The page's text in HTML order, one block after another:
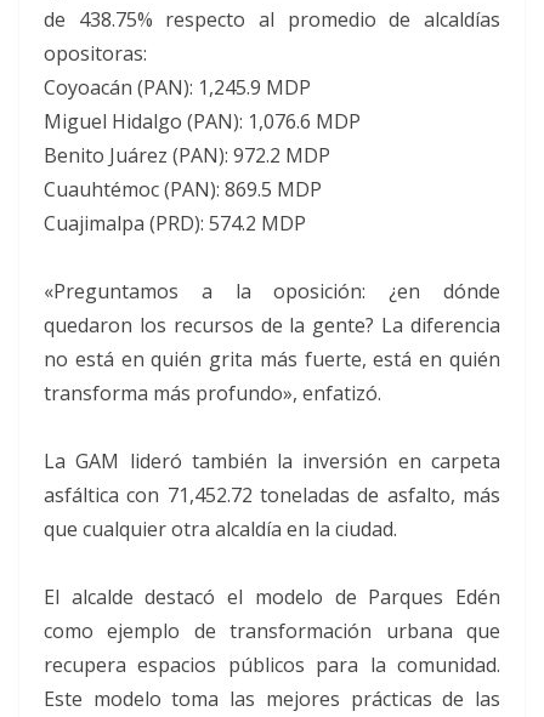
de 438.75% respecto al promedio de alcaldías
opositoras:
Coyoacán (PAN): 1,245.9 MDP
Miguel Hidalgo (PAN): 1,076.6 MDP
Benito Juárez (PAN): 972.2 MDP
Cuauhtémoc (PAN): 869.5 MDP
Cuajimalpa (PRD): 574.2 MDP
«Preguntamos a la oposición: ¿en dónde
quedaron los recursos de la gente? La diferencia
no está en quién grita más fuerte, está en quién
transforma más profundo», enfatizó.
La GAM lideró también la inversión en carpeta
asfáltica con 71,452.72 toneladas de asfalto, más
que cualquier otra alcaldía en la ciudad.
El alcalde destacó el modelo de Parques Edén
como ejemplo de transformación urbana que
recupera espacios públicos para la comunidad.
Este modelo toma las mejores prácticas de las